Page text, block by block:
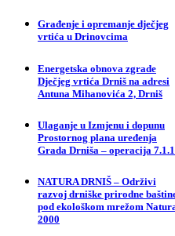
Građenje i opremanje dječjeg
vrtića u Drinovcima
Energetska obnova zgrade
Dječjeg vrtića Drniš na adresi
Antuna Mihanovića 2, Drniš
Ulaganje u Izmjenu i dopunu
Prostornog plana uređenja
Grada Drniša – operacija
NATURA DRNIŠ – Održivi
razvoj drniške prirodne
pod ekološkom mrežom
2000